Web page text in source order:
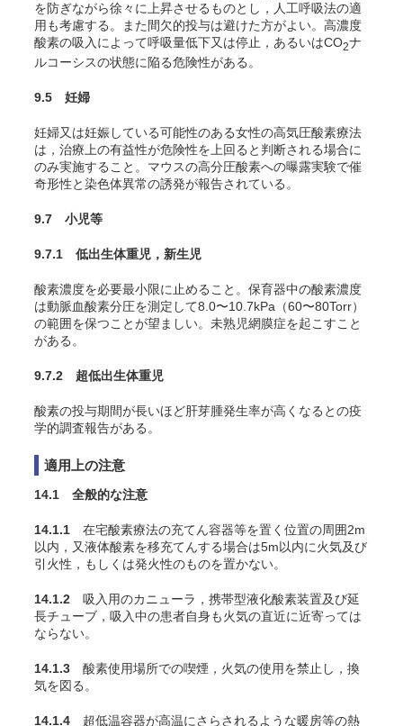
を防ぎながら徐々に上昇させるものとし，人工呼吸法の適
用も考慮する。また間欠的投与は避けた方がよい。高濃度
酸素の吸入によって呼吸量低下又は停止，あるいはCO2ナ
ルコーシスの状態に陥る危険性がある 。
9.5 妊婦
妊婦又は妊娠している可能性のある女性の高気圧酸素療法
は，治療上の有益性が危険性を上回ると判断される場合に
のみ実施すること。マウスの高分圧酸素への曝露実験で催
奇形性と染色体異常の誘発が報告されている 。
9.7 小児等
9.7.1 低出生体重児，新生児
酸素濃度を必要最小限に止めること。保育器中の酸素濃度
は動脈血酸素分圧を測定して8.0〜10.7kPa（60〜80Torr）
の範囲を保つことが望ましい。未熟児網膜症を起こすこと
がある 。
9.7.2 超低出生体重児
酸素の投与期間が長いほど肝芽腫発生率が高くなるとの疫
学的調査報告がある 。
適用上の注意
14.1 全般的な注意
14.1.1 在宅酸素療法の充てん容器等を置く位置の周囲2m
以内，又液体酸素を移充てんする場合は5m以内に火気及び
引火性，もしくは発火性のものを置かない。
14.1.2 吸入用のカニューラ，携帯型液化酸素装置及び延
長チューブ，吸入中の患者自身も火気の直近に近寄っては
ならない。
14.1.3 酸素使用場所での喫煙，火気の使用を禁止し，換
気を図る。
14.1.4 超低温容器が高温にさらされるような暖房等の熱